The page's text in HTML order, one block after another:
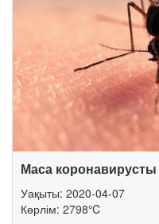
Маса
Уақыты: 2020-04-07
Көрлім: 2798℃